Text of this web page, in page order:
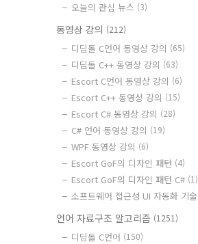
오늘의 관심 뉴스 (3)
동영상 강의 (212)
디딤돌 C언어 동영상 강의 (65)
디딤돌 C++ 동영상 강의 (63)
Escort C언어 동영상 강의 (6)
Escort C++ 동영상 강의 (15)
Escort C# 동영상 강의 (28)
C# 언어 동영상 강의 (19)
WPF 동영상 강의 (6)
Escort GoF의 디자인 패턴 (4)
Escort GoF의 디자인 패턴 C# (1)
소프트웨어 접근성 UI 자동화 기술
언어 자료구조 알고리즘 (1251)
디딤돌 C언어 (150)